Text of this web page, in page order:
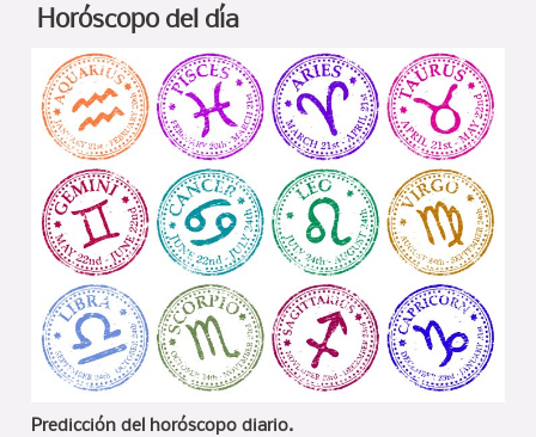
Horóscopo del día
Predicción del horóscopo diario.